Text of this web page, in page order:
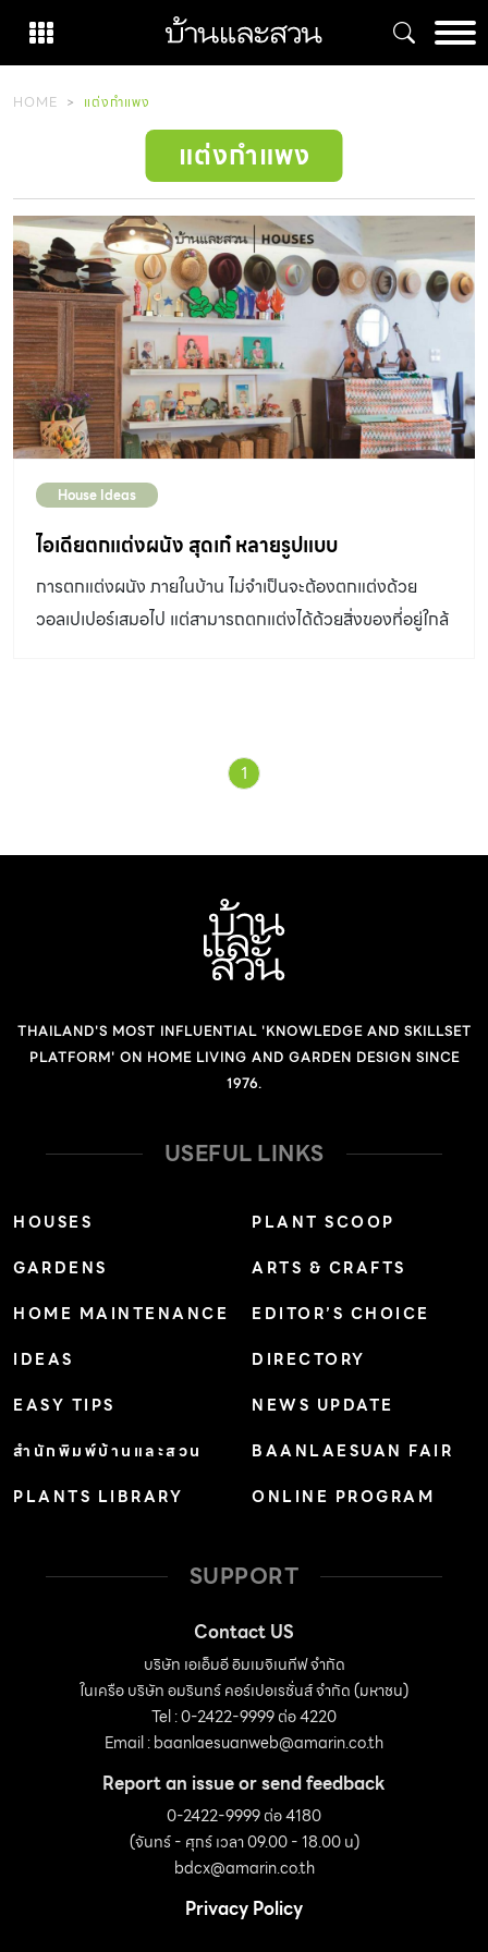
content
HOME แต่งกำแพง
แต่งกำแพง
House Ideas
ไอเดียตกแต่งผนัง สุดเก๋ หลายรูปแบบ
การตกแต่งผนัง ภายในบ้าน ไม่จำเป็นจะต้องตกแต่งด้วย
วอลเปเปอร์เสมอไป แต่สามารถตกแต่งได้ด้วยสิ่งของที่อยู่ใกล้
เคย จะมีอะไรบ้างไปชมกันเลย cr. bhg.com cr.
บอร์ด หรือ หากระดานมายึดติดกับผนังก่อนที่จะนำคลิปบอร์ด
มาประดับ ส่วนตัวคลิปบอร์ด นำรูปภาพ หรืองานศิลปะที่น่า
ประทับใจของเด็กๆ มาหนีบไว้ เพื่อความน่ารักสดใสให้กับบ้าน
มีความทรงจำมาหนีบไว้ด้วยก็ได้ cr. maiedae.com ไอเดีย
ตกแต่งผนัง ด้วยกรอบรูป เป็นไอเดียธรรมดาที่เรามักรู้กันอยู่
อยู่แล้ว แต่อาจเพิ่มความเก๋โดยการเลือกใช้รูป ให้มีความเป็น
1
THAILAND'S MOST INFLUENTIAL 'KNOWLEDGE AND SKILLSET
PLATFORM' ON HOME LIVING AND GARDEN DESIGN SINCE
1976.
USEFUL LINKS
HOUSES
GARDENS
HOME MAINTENANCE
IDEAS
EASY TIPS
สำนักพิมพ์บ้านและสวน
PLANTS LIBRARY
PLANT SCOOP
ARTS & CRAFTS
EDITOR’S CHOICE
DIRECTORY
NEWS UPDATE
BAANLAESUAN FAIR
ONLINE PROGRAM
SUPPORT
Contact US
บริษัท เอเอ็มอี อิมเมจิเนทีฟ จำกัด
ในเครือ บริษัท อมรินทร์ คอร์เปอเรชั่นส์ จำกัด (มหาชน)
Tel : 0-2422-9999 ต่อ 4220
Email :baanlaesuanweb@amarin.co.th
Report an issue or send feedback
0-2422-9999 ต่อ 4180
(จันทร์ - ศุกร์ เวลา 09.00 - 18.00 น)
bdcx@amarin.co.th
Privacy Policy